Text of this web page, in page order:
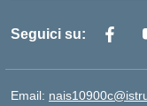
Seguici su:
Email: